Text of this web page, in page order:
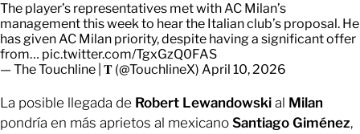
The player’s representatives met with AC Milan’s
management this week to hear the Italian club’s proposal. He
has given AC Milan priority, despite having a significant offer
from… pic.twitter.com/TgxGzQ0FAS
— The Touchline | 𝐓 (@TouchlineX) April 10, 2026
La posible llegada de Robert Lewandowski al Milan
pondría en más aprietos al mexicano Santiago Giménez,